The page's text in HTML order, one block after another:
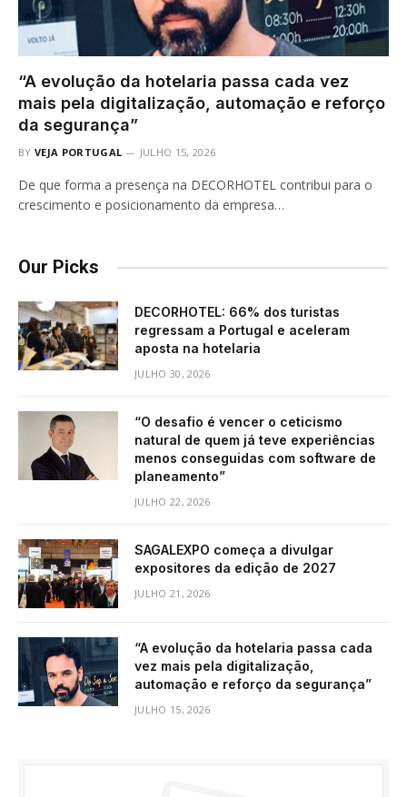
“A evolução da hotelaria passa cada vez
mais pela digitalização, automação e reforço
da segurança”
BY VEJA PORTUGAL JULHO 15, 2026
De que forma a presença na DECORHOTEL contribui para o
crescimento e posicionamento da empresa…
Our Picks
DECORHOTEL: 66% dos turistas
regressam a Portugal e aceleram
aposta na hotelaria
JULHO 30, 2026
“O desafio é vencer o ceticismo
natural de quem já teve experiências
menos conseguidas com software de
planeamento”
JULHO 22, 2026
SAGALEXPO começa a divulgar
expositores da edição de 2027
JULHO 21, 2026
“A evolução da hotelaria passa cada
vez mais pela digitalização,
automação e reforço da segurança”
JULHO 15, 2026